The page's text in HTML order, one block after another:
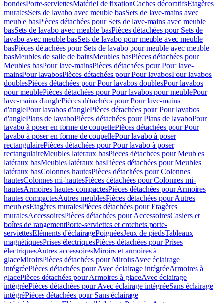
bondesPorte-serviettesMatériel de fixationCaches décoratifsEtagères
muralesSets de lavabo avec meuble basSets de lave-mains avec
meuble basPièces détachées pour Sets de lave-mains avec meuble
basSets de lavabo avec meuble basPièces détachées pour Sets de
lavabo avec meuble basSets de lavabo pour meuble avec meuble
basPièces détachées pour Sets de lavabo pour meuble avec meuble
basMeubles de salle de bainsMeubles basPièces détachées pour
Meubles basPour lave-mainsPièces détachées pour Pour lave-
mainsPour lavabosPièces détachées pour Pour lavabosPour lavabos
doublesPièces détachées pour Pour lavabos doublesPour lavabos
pour meublePièces détachées pour Pour lavabos pour meublePour
lave-mains d'anglePièces détachées pour Pour lave-mains
d'anglePour lavabos d'anglePièces détachées pour Pour lavabos
d'anglePlans de lavaboPièces détachées pour Plans de lavaboPour
lavabo à poser en forme de coupellePièces détachées pour Pour
lavabo à poser en forme de coupellePour lavabo à poser
rectangulairePièces détachées pour Pour lavabo à poser
rectangulaireMeubles latéraux basPièces détachées pour Meubles
latéraux basMeubles latéraux basPièces détachées pour Meubles
latéraux basColonnes hautesPièces détachées pour Colonnes
hautesColonnes mi-hautesPièces détachées pour Colonnes mi-
hautesArmoires hautes compactesPièces détachées pour Armoires
hautes compactesAutres meublesPièces détachées pour Autres
meublesEtagères muralesPièces détachées pour Etagères
muralesAccessoiresPièces détachées pour AccessoiresCasiers et
boîtes de rangementPorte-serviettes et crochets porte-
serviettesEléments d'éclairagePoignéesJeux de piedsTableaux
magnétiquesPrises électriquesPièces détachées pour Prises
électriquesAutres accessoiresMiroirs et armoires à
glaceMiroirsPièces détachées pour MiroirsAvec éclairage
intégréePièces détachées pour Avec éclairage intégréeArmoires à
glacePièces détachées pour Armoires à glaceAvec éclairage
intégréePièces détachées pour Avec éclairage intégréeSans éclairage
intégréPièces détachées pour Sans éclairage